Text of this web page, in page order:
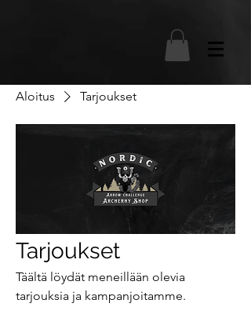
Aloitus Tarjoukset
Tarjoukset
Täältä löydät meneillään olevia
tarjouksia ja kampanjoitamme.